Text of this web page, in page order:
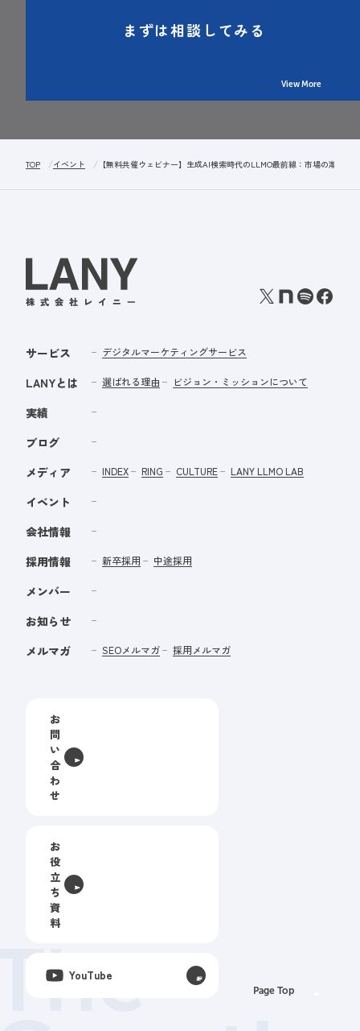
まずは相談してみる
View More
TOP イベント 【無料共催ウェビナー】生成AI検索時代のLLMO最前線：市場の潮流
サービス デジタルマーケティングサービス
LANYとは 選ばれる理由 ビジョン・ミッションについて
実績
ブログ
メディア
INDEX RING CULTURE LANY LLMO LAB
イベント
会社情報
採用情報
新卒採用 中途採用
メンバー
お知らせ
メルマガ
SEOメルマガ 採用メルマガ
お
問
い
合
わ
せ
お
役
立
ち
資
料
YouTube
Page Top